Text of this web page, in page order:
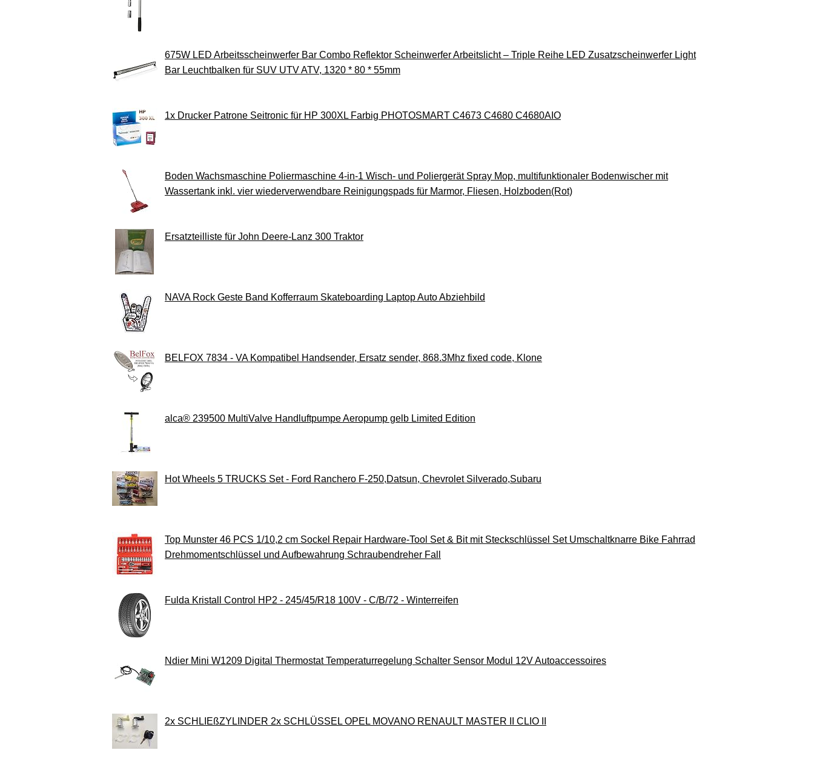
675W LED Arbeitsscheinwerfer Bar Combo Reflektor Scheinwerfer Arbeitslicht – Triple Reihe LED Zusatzscheinwerfer Light
Bar Leuchtbalken für SUV UTV ATV, 1320 * 80 * 55mm
1x Drucker Patrone Seitronic für HP 300XL Farbig PHOTOSMART C4673 C4680 C4680AIO
Boden Wachsmaschine Poliermaschine 4-in-1 Wisch- und Poliergerät Spray Mop, multifunktionaler Bodenwischer mit
Wassertank inkl. vier wiederverwendbare Reinigungspads für Marmor, Fliesen, Holzboden(Rot)
Ersatzteilliste für John Deere-Lanz 300 Traktor
NAVA Rock Geste Band Kofferraum Skateboarding Laptop Auto Abziehbild
BELFOX 7834 - VA Kompatibel Handsender, Ersatz sender, 868.3Mhz fixed code, Klone
alca® 239500 MultiValve Handluftpumpe Aeropump gelb Limited Edition
Hot Wheels 5 TRUCKS Set - Ford Ranchero F-250,Datsun, Chevrolet Silverado,Subaru
Top Munster 46 PCS 1/10,2 cm Sockel Repair Hardware-Tool Set & Bit mit Steckschlüssel Set Umschaltknarre Bike Fahrrad
Drehmomentschlüssel und Aufbewahrung Schraubendreher Fall
Fulda Kristall Control HP2 - 245/45/R18 100V - C/B/72 - Winterreifen
Ndier Mini W1209 Digital Thermostat Temperaturregelung Schalter Sensor Modul 12V Autoaccessoires
2x SCHLIEßZYLINDER 2x SCHLÜSSEL OPEL MOVANO RENAULT MASTER II CLIO II